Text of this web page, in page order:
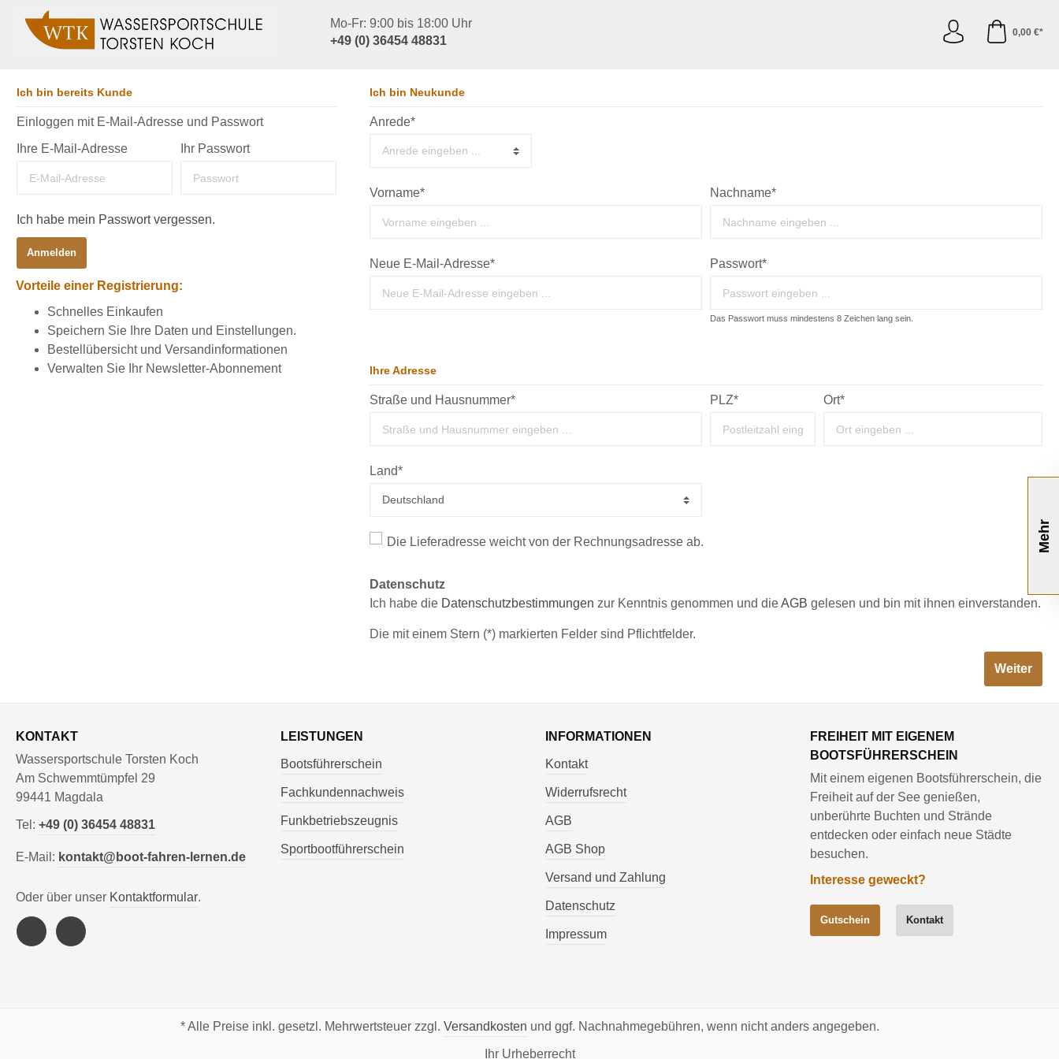
Mo-Fr: 9:00 bis 18:00 Uhr
+49 (0) 36454 48831
0,00 €*
Ich bin bereits Kunde
Einloggen mit E-Mail-Adresse und Passwort
Ihre E-Mail-Adresse
Ihr Passwort
Ich habe mein Passwort vergessen.
Anmelden
Vorteile einer Registrierung:
Schnelles Einkaufen
Speichern Sie Ihre Daten und Einstellungen.
Bestellübersicht und Versandinformationen
Verwalten Sie Ihr Newsletter-Abonnement
Ich bin Neukunde
Anrede*
Vorname* Nachname*
Neue E-Mail-Adresse* Passwort*
Das Passwort muss mindestens 8 Zeichen lang sein.
Ihre Adresse
Straße und Hausnummer* PLZ* Ort*
Land*
Die Lieferadresse weicht von der Rechnungsadresse ab.
Datenschutz
Ich habe die Datenschutzbestimmungen zur Kenntnis genommen und dieAGB gelesen und bin mit ihnen einverstanden.
Die mit einem Stern (*) markierten Felder sind Pflichtfelder.
Weiter
KONTAKT
Wassersportschule Torsten Koch
Am Schwemmtümpfel 29
99441 Magdala
Tel: +49 (0) 36454 48831
E-Mail: kontakt@boot-fahren-lernen.de
Oder über unser Kontaktformular.
LEISTUNGEN
Bootsführerschein
Fachkundennachweis
Funkbetriebszeugnis
Sportbootführerschein
INFORMATIONEN
Kontakt
Widerrufsrecht
AGB
AGB Shop
Versand und Zahlung
Datenschutz
Impressum
FREIHEIT MIT EIGENEM
BOOTSFÜHRERSCHEIN
Mit einem eigenen Bootsführerschein, die
Freiheit auf der See genießen,
unberührte Buchten und Strände
entdecken oder einfach neue Städte
besuchen.
Interesse geweckt?
Gutschein Kontakt
* Alle Preise inkl. gesetzl. Mehrwertsteuer zzgl. Versandkosten und ggf. Nachnahmegebühren, wenn nicht anders angegeben.
Mehr
Ihr Urheberrecht